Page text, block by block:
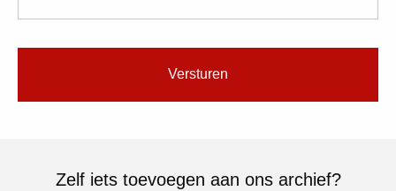
Zelf iets toevoegen aan ons archief?